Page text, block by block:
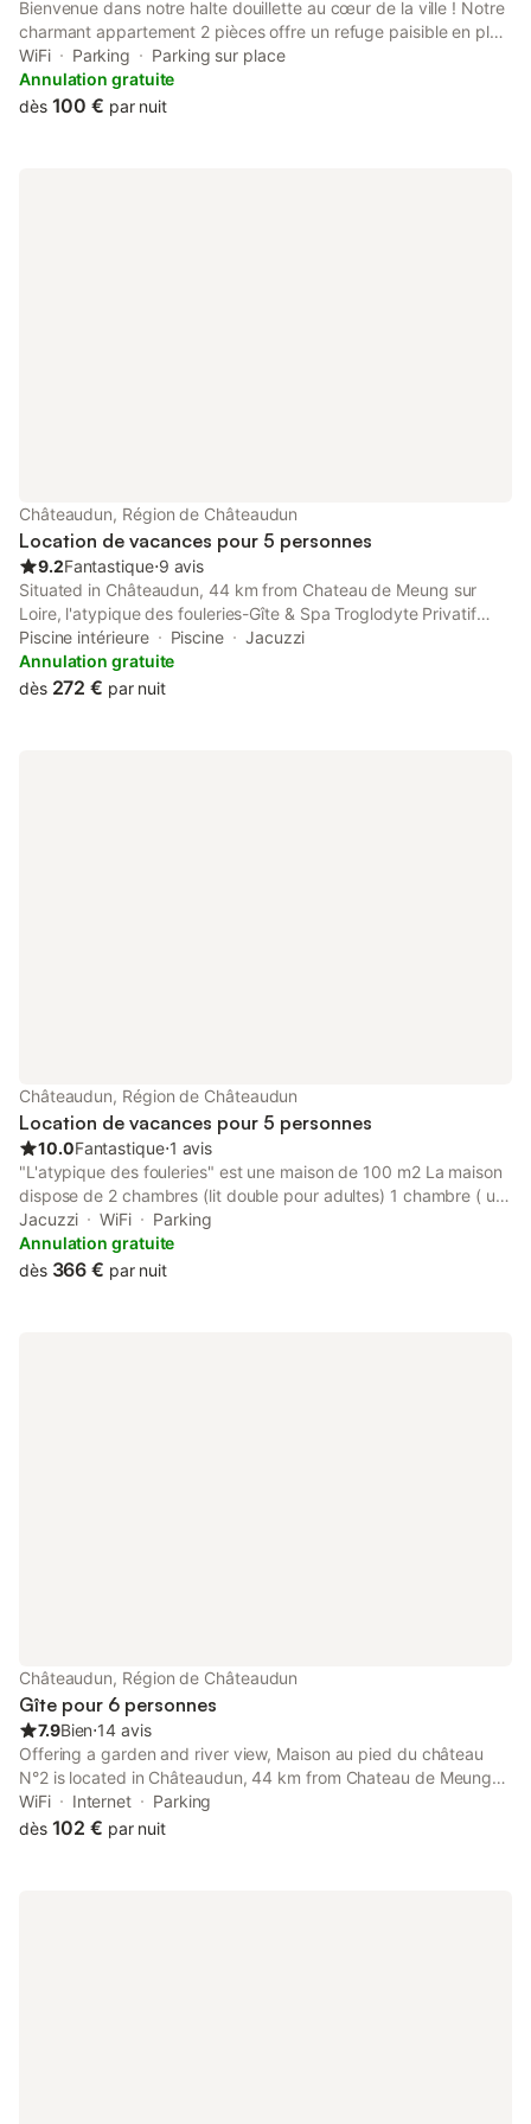
Bienvenue dans notre halte douillette au cœur de la ville ! Notre
charmant appartement 2 pièces offre un refuge paisible en plein
centre-ville de Châteaudun. Profitez de l'ambiance animée tout
en étant à quelques pas des boutiques, restaurants et
attractions locales telles que le château de Châteaudun, les
WiFi Parking
Parking sur place
Annulation gratuite
dès 100 € par nuit
Châteaudun, Région de Châteaudun
Location de vacances pour 5 personnes
9.2Fantastique⋅9 avis
Situated in Châteaudun, 44 km from Chateau de Meung sur
Loire, l'atypique des fouleries-Gîte & Spa Troglodyte Privatif
features accommodation with a hot tub, spa facilities and
wellness packages.
Piscine intérieure Piscine
Jacuzzi
Annulation gratuite
dès 272 € par nuit
Châteaudun, Région de Châteaudun
Location de vacances pour 5 personnes
10.0Fantastique⋅1 avis
"L'atypique des fouleries" est une maison de 100 m2 La maison
dispose de 2 chambres (lit double pour adultes) 1 chambre ( un
lit simple ) un lit parapluie pour bébé) . cuisine equipée et
aménagée salon de jardin table et chaises barbecue recharge
electrique pour voiture electrique et parking privé gratuit notre
Jacuzzi WiFi
Parking
Annulation gratuite
dès 366 € par nuit
Châteaudun, Région de Châteaudun
Gîte pour 6 personnes
7.9Bien⋅14 avis
Offering a garden and river view, Maison au pied du château
N°2 is located in Châteaudun, 44 km from Chateau de Meung
sur Loire and 45 km from Municipal Theatre of Chartres.
WiFi Internet
Parking
dès 102 € par nuit